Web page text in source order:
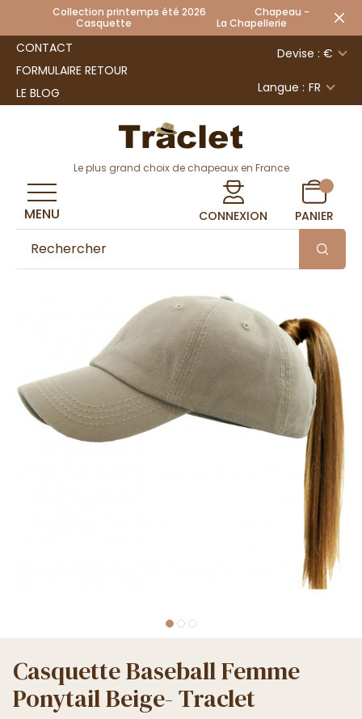
Collection printemps été 2026 Chapeau -
Casquette La Chapellerie
CONTACT
FORMULAIRE RETOUR
LE BLOG
Devise : €
Langue : FR
Le plus grand choix de chapeaux en France
CONNEXION PANIER
MENU
Casquette Baseball Femme
Ponytail Beige- Traclet